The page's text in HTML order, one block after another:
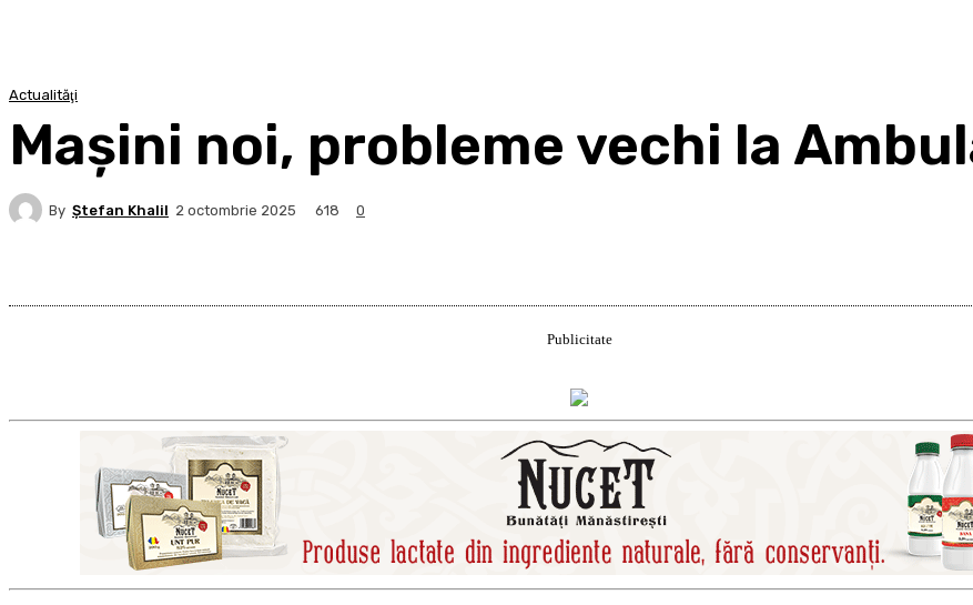
Actualităţi
Mașini noi, probleme vechi la
By Ştefan Khalil 2 octombrie 2025 618 0
Publicitate